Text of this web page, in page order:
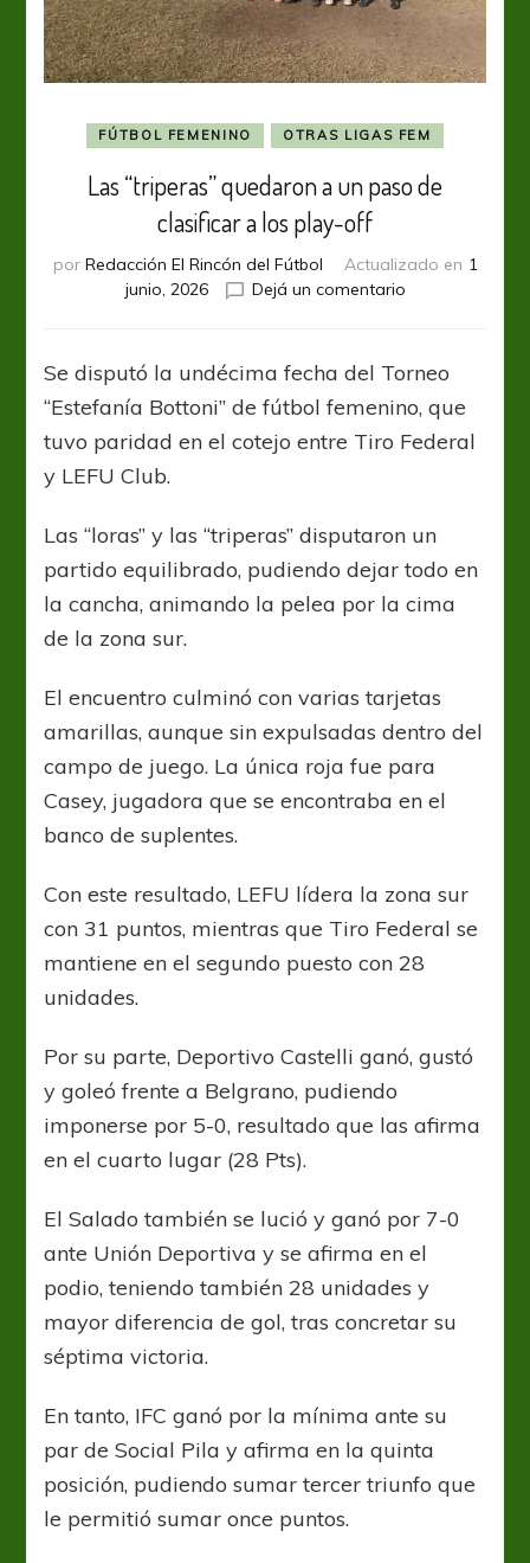
FÚTBOL FEMENINO OTRAS LIGAS FEM
Las “triperas” quedaron a un paso de
clasificar a los play-off
por Redacción El Rincón del Fútbol Actualizado en 1
junio, 2026
Dejá un comentarioen
a
un
paso
los
play-
Se disputó la undécima fecha del Torneo
“Estefanía Bottoni” de fútbol femenino, que
tuvo paridad en el cotejo entre Tiro Federal
y LEFU Club.
Las “loras” y las “triperas” disputaron un
partido equilibrado, pudiendo dejar todo en
la cancha, animando la pelea por la cima
de la zona sur.
El encuentro culminó con varias tarjetas
amarillas, aunque sin expulsadas dentro del
campo de juego. La única roja fue para
Casey, jugadora que se encontraba en el
banco de suplentes.
Con este resultado, LEFU lídera la zona sur
con 31 puntos, mientras que Tiro Federal se
mantiene en el segundo puesto con 28
unidades.
Por su parte, Deportivo Castelli ganó, gustó
y goleó frente a Belgrano, pudiendo
imponerse por 5-0, resultado que las afirma
en el cuarto lugar (28 Pts).
El Salado también se lució y ganó por 7-0
ante Unión Deportiva y se afirma en el
podio, teniendo también 28 unidades y
mayor diferencia de gol, tras concretar su
séptima victoria.
En tanto, IFC ganó por la mínima ante su
par de Social Pila y afirma en la quinta
posición, pudiendo sumar tercer triunfo que
le permitió sumar once puntos.